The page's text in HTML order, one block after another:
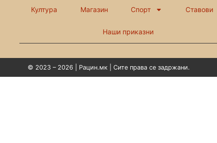
Култура Магазин Спорт Ставови
Наши приказни
© 2023 – 2026 | Рацин.мк | Сите права се задржани.